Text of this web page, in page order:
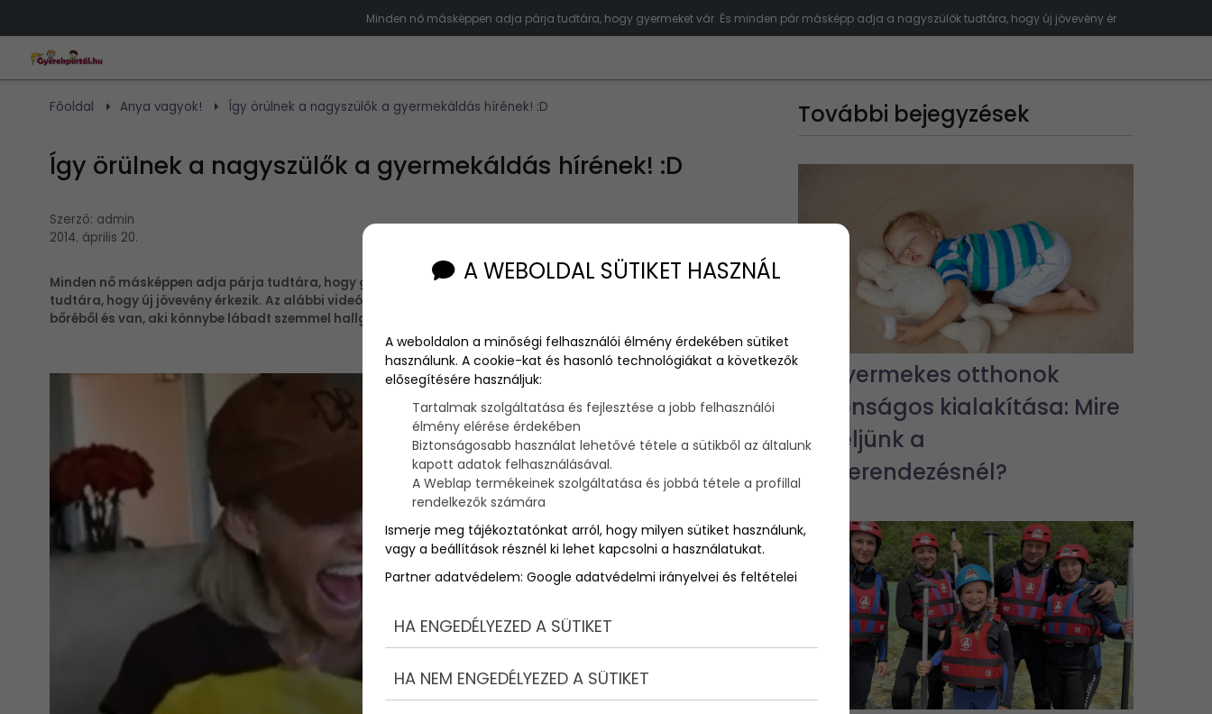
Minden nő másképpen adja párja tudtára, hogy gyermeket vár. És minden pár másképp adja a nagyszülők tudtára, hogy új jövevény ér
Főoldal Anya vagyok! Így örülnek a nagyszülők a gyermekáldás hírének! :D
Így örülnek a nagyszülők a gyermekáldás hírének! :D
Szerző: admin
2014. április 20.
Minden nő másképpen adja párja tudtára, hogy gyermeket vár. És minden pár másképp adja a nagyszülők
tudtára, hogy új jövevény érkezik. Az alábbi videóban a legőrültebb reakciókat láthatjátok. Van aki majd kiugrik a
bőréből és van, aki könnybe lábadt szemmel hallgatja a hírt...
További bejegyzések
Kisgyermekes otthonok
biztonságos kialakítása: Mire
figyeljünk a
lakberendezésnél?
A WEBOLDAL SÜTIKET HASZNÁL
A weboldalon a minőségi felhasználói élmény érdekében sütiket
használunk. A cookie-kat és hasonló technológiákat a következők
elősegítésére használjuk:
Tartalmak szolgáltatása és fejlesztése a jobb felhasználói
élmény elérése érdekében
Biztonságosabb használat lehetővé tétele a sütikből az általunk
kapott adatok felhasználásával.
A Weblap termékeinek szolgáltatása és jobbá tétele a profillal
rendelkezők számára
Ismerje meg tájékoztatónkat arról, hogy milyen sütiket használunk,
vagy a beállítások résznél ki lehet kapcsolni a használatukat.
Partner adatvédelem: Google adatvédelmi irányelvei és feltételei
HA ENGEDÉLYEZED A SÜTIKET
HA NEM ENGEDÉLYEZED A SÜTIKET